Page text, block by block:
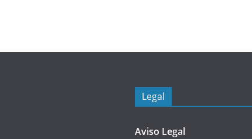
Legal
Aviso Legal